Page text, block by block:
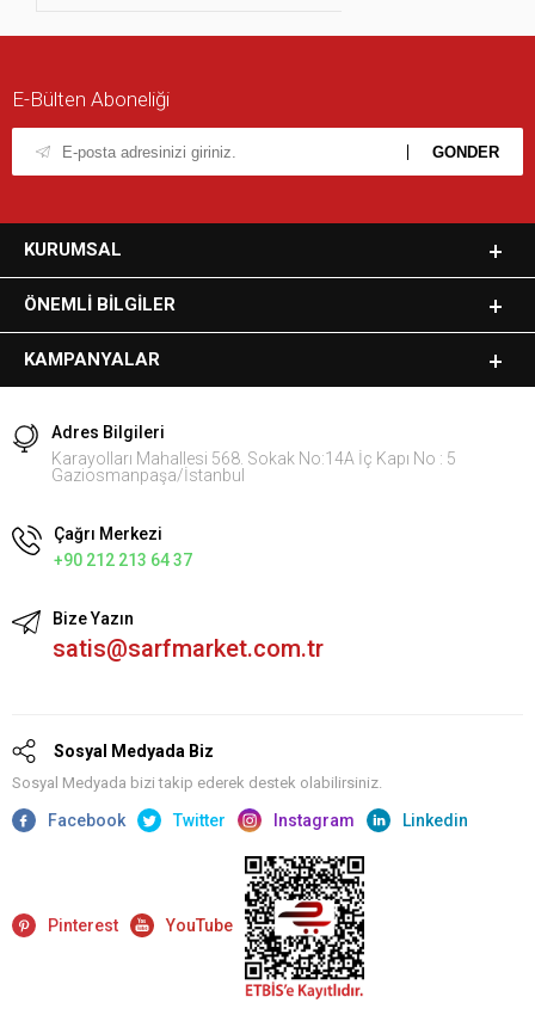
E-Bülten Aboneliği
KURUMSAL
ÖNEMLI BILGILER
KAMPANYALAR
Adres Bilgileri
Karayolları Mahallesi 568. Sokak No:14A İç Kapı No : 5
Gaziosmanpaşa/İstanbul
Çağrı Merkezi
+90 212 213 64 37
Bize Yazın
satis@sarfmarket.com.tr
Sosyal Medyada Biz
Sosyal Medyada bizi takip ederek destek olabilirsiniz.
Facebook Twitter Instagram Linkedin
Pinterest YouTube